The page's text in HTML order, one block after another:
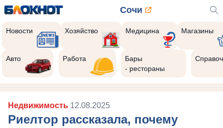
Сочи
Новости Хозяйство Медицина Магазины
Авто Работа
Бары
- рестораны
Недвижимость 12.08.2025
Риелтор рассказала, почему